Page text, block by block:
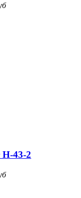
43-2